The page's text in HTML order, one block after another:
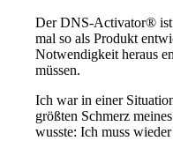
Der DNS-Activator® ist
mal so als Produkt
Notwendigkeit heraus
müssen.
Ich war in einer
größten Schmerz
wusste: Ich muss